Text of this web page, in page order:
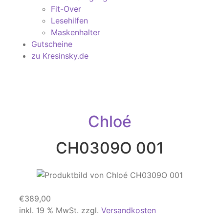
Fit-Over
Lesehilfen
Maskenhalter
Gutscheine
zu Kresinsky.de
Chloé
CH0309O 001
€389,00
inkl. 19 % MwSt. zzgl. Versandkosten